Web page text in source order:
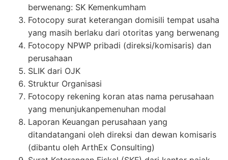
berwenang: SK Kemenkumham
Fotocopy surat keterangan domisili tempat usaha
yang masih berlaku dari otoritas yang berwenang
Fotocopy NPWP pribadi (direksi/komisaris) dan
perusahaan
SLIK dari OJK
Struktur Organisasi
Fotocopy rekening koran atas nama perusahaan
yang menunjukanpemenuhan modal
Laporan Keuangan perusahaan yang
ditandatangani oleh direksi dan dewan komisaris
(dibantu oleh ArthEx Consulting)